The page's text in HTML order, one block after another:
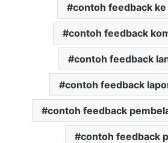
contoh feedback ke
contoh feedback
contoh feedback
contoh feedback
contoh feedback
contoh feedback